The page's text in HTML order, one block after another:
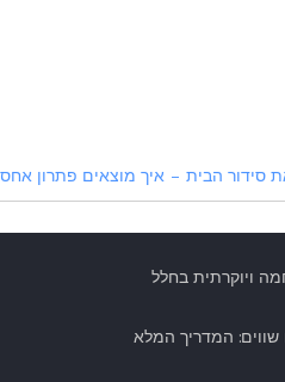
סידור הבית – איך מוצאים פתרון
ויוקרתית בחלל
שווים: המדריך המלא